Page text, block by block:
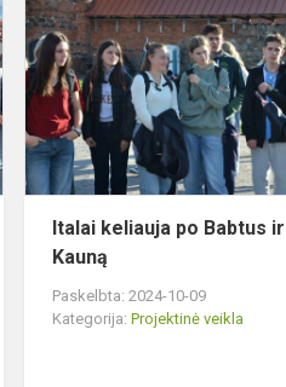
kelionė
į
Vilnių
Trakus
Italai keliauja po Babtus ir
Kauną
Paskelbta: 2024-10-09
Kategorija:Projektinė veikla